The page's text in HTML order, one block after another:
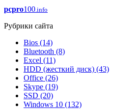
pcpro100.info
Рубрики сайта
Bios (14)
Bluetooth (8)
Excel (11)
HDD (жесткий диск) (43)
Office (26)
Skype (19)
SSD (20)
Windows 10 (132)